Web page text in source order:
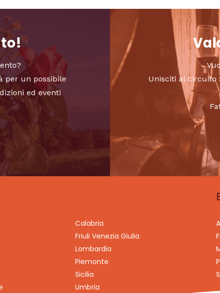
per un possibile
ed eventi
Unisciti al circuito
Calabria
Friuli Venezia Giulia
Lombardia
Piemonte
Sicilia
Umbria